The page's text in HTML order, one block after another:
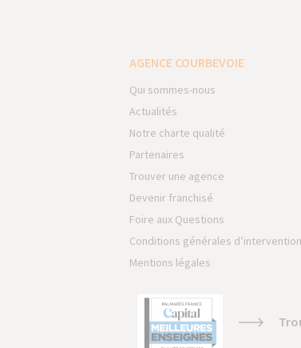
AGENCE COURBEVOIE
Qui sommes-nous
Actualités
Notre charte qualité
Partenaires
Trouver une agence
Devenir franchisé
Foire aux Questions
Conditions générales d’intervention
Mentions légales